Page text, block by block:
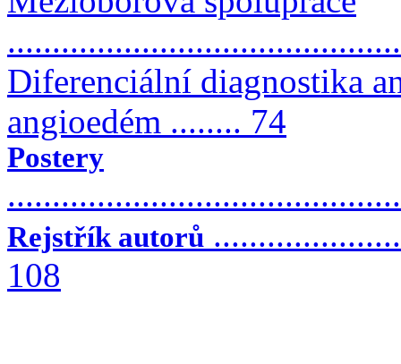
Diferenciální diagnostika
angioedém ........ 74
Postery
Rejstřík autorů
108